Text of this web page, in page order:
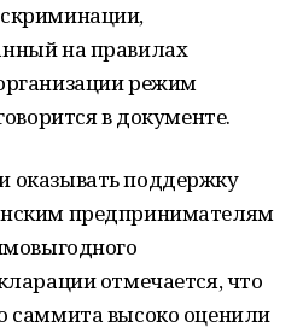
на правилах
режим
в документе.
оказывать поддержку
предпринимателям
отмечается, что
саммита высоко оценили